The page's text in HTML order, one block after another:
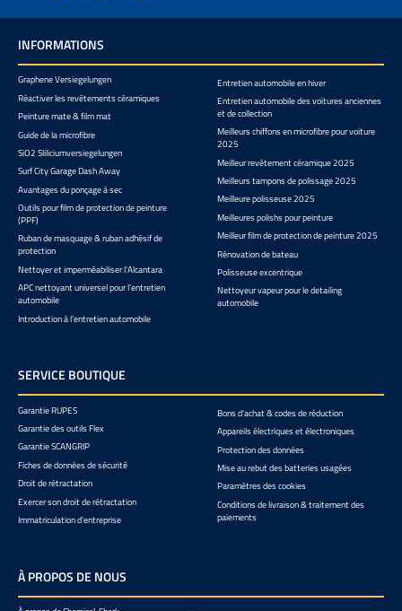
INFORMATIONS
Graphene Versiegelungen
Réactiver les revêtements céramiques
Peinture mate & film mat
Guide de la microfibre
SiO2 Sliliciumversiegelungen
Surf City Garage Dash Away
Avantages du ponçage à sec
Outils pour film de protection de peinture
(PPF)
Ruban de masquage & ruban adhésif de
protection
Nettoyer et imperméabiliser l'Alcantara
APC nettoyant universel pour l’entretien
automobile
Introduction à l’entretien automobile
Entretien automobile en hiver
Entretien automobile des voitures anciennes
et de collection
Meilleurs chiffons en microfibre pour voiture
2025
Meilleur revêtement céramique 2025
Meilleurs tampons de polissage 2025
Meilleure polisseuse 2025
Meilleures polishs pour peinture
Meilleur film de protection de peinture 2025
Rénovation de bateau
Polisseuse excentrique
Nettoyeur vapeur pour le detailing
automobile
SERVICE BOUTIQUE
Garantie RUPES
Garantie des outils Flex
Garantie SCANGRIP
Fiches de données de sécurité
Droit de rétractation
Exercer son droit de rétractation
Immatriculation d'entreprise
Bons d'achat & codes de réduction
Appareils électriques et électroniques
Protection des données
Mise au rebut des batteries usagées
Paramètres des cookies
Conditions de livraison & traitement des
paiements
À PROPOS DE NOUS